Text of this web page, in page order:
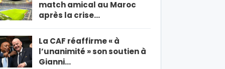
match amical au Maroc
après la crise…
La CAF réaffirme « à
l’unanimité » son soutien à
Gianni…